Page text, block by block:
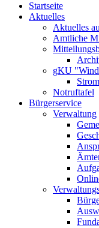
Startseite
Aktuelles
Aktuelles
Amtliche
gKU
Notruftafel
Bürgerservice
Verwaltung